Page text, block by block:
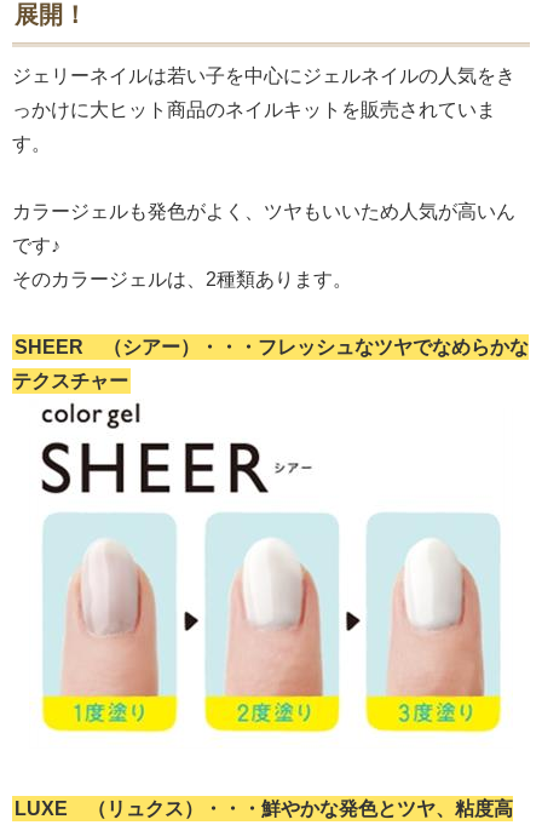
展開！
ジェリーネイルは若い子を中心にジェルネイルの人気をき
っかけに大ヒット商品のネイルキットを販売されていま
す。
カラージェルも発色がよく、ツヤもいいため人気が高いん
です♪
そのカラージェルは、2種類あります。
SHEER （シアー）・・・フレッシュなツヤでなめらかな
テクスチャー
LUXE （リュクス）・・・鮮やかな発色とツヤ、粘度高